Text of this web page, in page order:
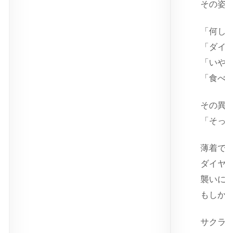
その
「何
「ダ
「い
「食
その
「そ
薄着
ダイ
襲い
もし
サク